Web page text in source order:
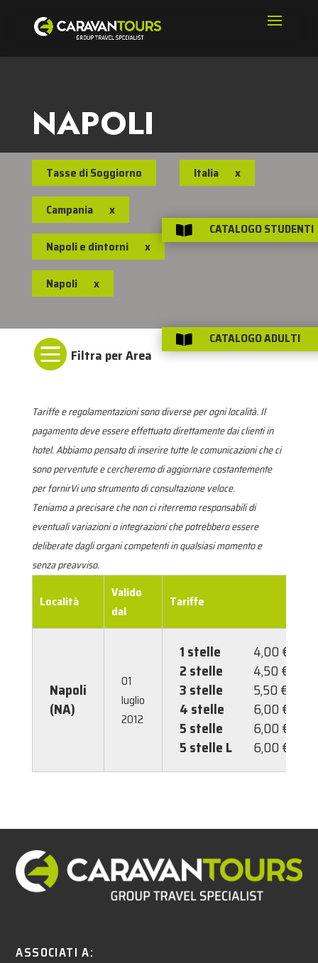
NAPOLI
Tasse di Soggiorno Italia x
Campania x
Napoli e dintorni x
Napoli x

Tariffe e regolamentazioni sono diverse per ogni località. Il
pagamento deve essere effettuato direttamente dai clienti in
hotel. Abbiamo pensato di inserire tutte le comunicazioni che ci
sono perventute e cercheremo di aggiornare costantemente
per fornirVi uno strumento di consultazione veloce.
Teniamo a precisare che non ci riterremo responsabili di
eventuali variazioni o integrazioni che potrebbero essere
deliberate dagli organi competenti in qualsiasi momento e
senza preavviso.
Località
Valido
dal
Tariffe
Napoli
(NA)
01
luglio
2012
1 stelle
4,00 €
2 stelle
4,50 €
3 stelle
5,50 €
4 stelle
6,00 €
5 stelle
6,00 €
5 stelle L
6,00 €
ASSOCIATI A:
 CATALOGO STUDENTI
 CATALOGO ADULTI